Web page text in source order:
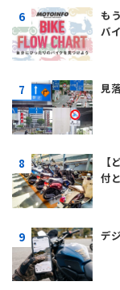
も
バ
見
【
付
デ